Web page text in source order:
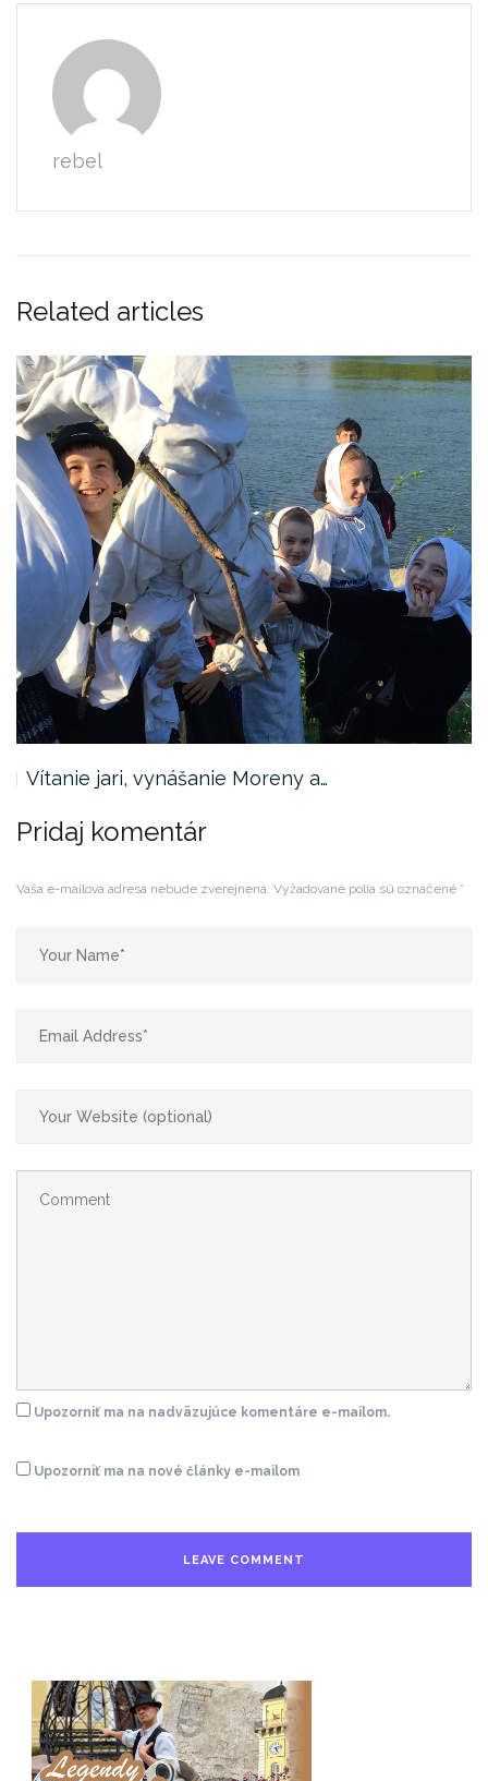
rebel
Related articles
Vítanie jari, vynášanie Moreny a…
Pridaj komentár
Vaša e-mailová adresa nebude zverejnená. Vyžadované polia sú označené *
Upozorniť ma na nadväzujúce komentáre e-mailom.
Upozorniť ma na nové články e-mailom